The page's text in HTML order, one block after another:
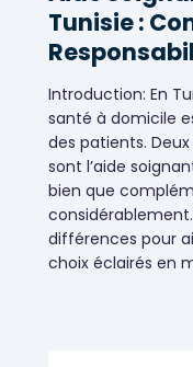
Tunisie :
Introduction: En
santé à domicile
des patients.
sont l’aide
bien que
différences pour
choix éclairés en